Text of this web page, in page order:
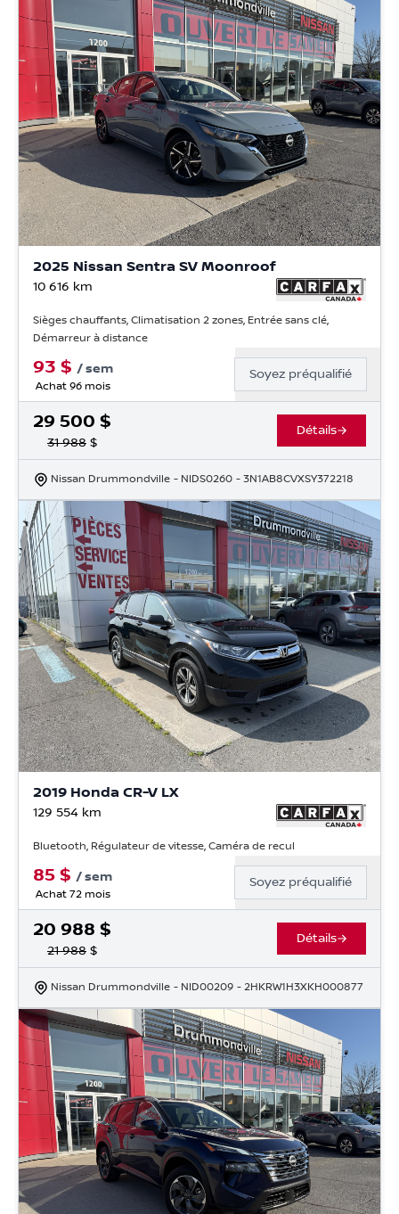
2025 Nissan Sentra SV Moonroof
10 616 km
Sièges chauffants, Climatisation 2 zones, Entrée sans clé,
Démarreur à distance
93 $ /sem
Achat 96 mois
Soyez préqualifié
29 500 $
31 988 $
Détails
Nissan Drummondville - NIDS0260 - 3N1AB8CVXSY372218
2019 Honda CR-V LX
129 554 km
Bluetooth, Régulateur de vitesse, Caméra de recul
85 $ /sem
Achat 72 mois
Soyez préqualifié
20 988 $
21 988 $
Détails
Nissan Drummondville - NID00209 - 2HKRW1H3XKH000877